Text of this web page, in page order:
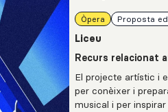
Òpera Proposta
Liceu
Recurs relacionat
El projecte artístic i
per conèixer i
musical i per